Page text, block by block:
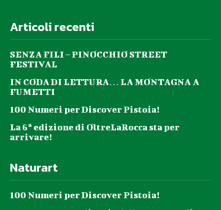
Articoli recenti
SENZA FILI – PINOCCHIO STREET
FESTIVAL
IN CODA DI LETTURA… LA MONTAGNA A
FUMETTI
100 Numeri per Discover Pistoia!
La 6ª edizione di OltreLaRocca sta per
arrivare!
Naturart
100 Numeri per Discover Pistoia!